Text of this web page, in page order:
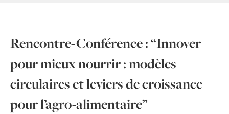
Rencontre-Conférence : “Innover
pour mieux nourrir : modèles
circulaires et leviers de croissance
pour l’agro-alimentaire”